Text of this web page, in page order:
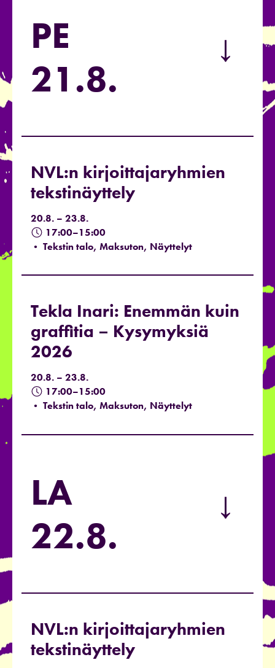
PE
21.8.
→
NVL:n kirjoittajaryhmien
tekstinäyttely
20.8. – 23.8.
17:00–15:00
• Tekstin talo, Maksuton, Näyttelyt
Tekla Inari: Enemmän kuin
graffitia – Kysymyksiä
2026
20.8. – 23.8.
17:00–15:00
• Tekstin talo, Maksuton, Näyttelyt
LA
22.8.
→
NVL:n kirjoittajaryhmien
tekstinäyttely